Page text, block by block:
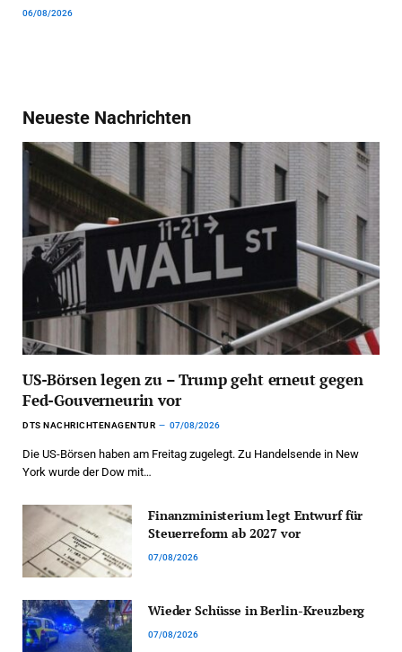
06/08/2026
Neueste Nachrichten
US-Börsen legen zu – Trump geht erneut gegen
Fed-Gouverneurin vor
DTS NACHRICHTENAGENTUR 07/08/2026
Die US-Börsen haben am Freitag zugelegt. Zu Handelsende in New
York wurde der Dow mit…
Finanzministerium legt Entwurf für
Steuerreform ab 2027 vor
07/08/2026
Wieder Schüsse in Berlin-Kreuzberg
07/08/2026